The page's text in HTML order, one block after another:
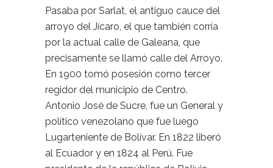
Pasaba por Sarlat, el antiguo cauce del
arroyo del Jícaro, el que también corría
por la actual calle de Galeana, que
precisamente se llamó calle del Arroyo.
En 1900 tomó posesión como tercer
regidor del municipio de Centro.
Antonio José de Sucre, fue un General y
político venezolano que fue luego
Lugarteniente de Bolívar. En 1822 liberó
al Ecuador y en 1824 al Perú. Fue